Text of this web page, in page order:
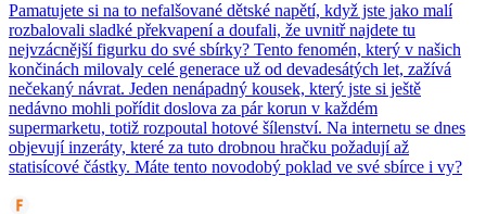
Pamatujete si na to nefalšované dětské napětí, když jste jako malí
rozbalovali sladké překvapení a doufali, že uvnitř najdete tu
nejvzácnější figurku do své sbírky? Tento fenomén, který v našich
končinách milovaly celé generace už od devadesátých let, zažívá
nečekaný návrat. Jeden nenápadný kousek, který jste si ještě
nedávno mohli pořídit doslova za pár korun v každém
supermarketu, totiž rozpoutal hotové šílenství. Na internetu se dnes
objevují inzeráty, které za tuto drobnou hračku požadují až
statisícové částky. Máte tento novodobý poklad ve své sbírce i vy?